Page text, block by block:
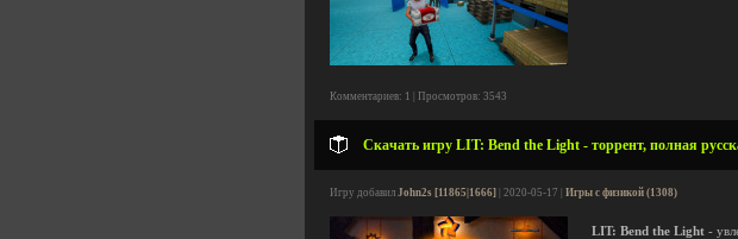
Комментариев: 1 | Просмотров: 3543
Скачать игру LIT: Bend the Light - торрент, полная
Игру добавил John2s [11865|1666] | 2020-05-17 | Игры с физикой (1308)
LIT: Bend the Light -